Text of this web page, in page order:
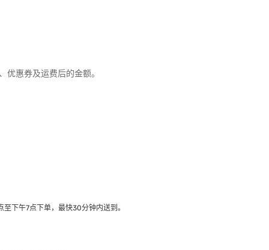
惠券及运费后的金额。
下午7点下单，最快30分钟内送到​。